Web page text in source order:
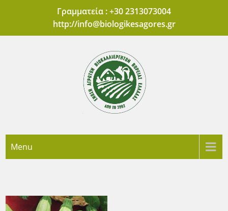
content
Γραμματεία : +30 2313073004
http://info@biologikesagores.gr
'Ενωση Αγροτών
Βιοκαλλιεργητών
Βόρειας Ελλάδας
Menu